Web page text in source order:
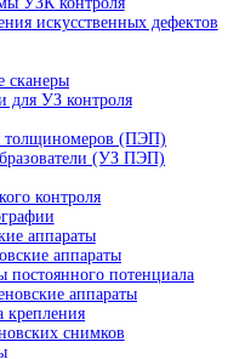
изода
по шарпи
для металлографии
резки
для резки
образцов и смолы
прессы
и полировки